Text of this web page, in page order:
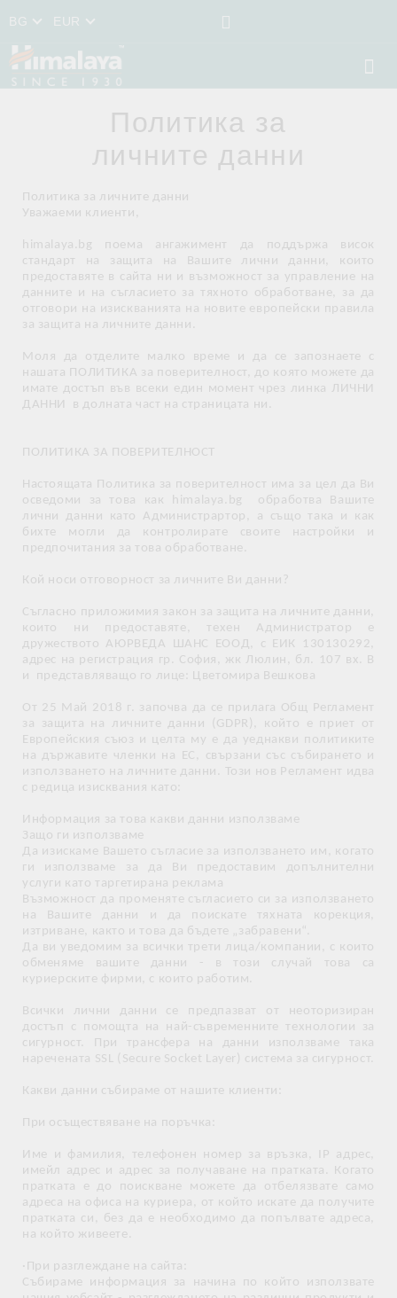
BG EUR
Политика за
личните данни
Политика за личните данни
Уважаеми клиенти,
himalaya.bg поема ангажимент да поддържа висок
стандарт на защита на Вашите лични данни, които
предоставяте в сайта ни и възможност за управление на
данните и на съгласието за тяхното обработване, за да
отговори на изискванията на новите европейски правила
за защита на личните данни.
Моля да отделите малко време и да се запознаете с
нашата ПОЛИТИКА за поверителност, до която можете да
имате достъп във всеки един момент чрез линка ЛИЧНИ
ДАННИ в долната част на страницата ни.
ПОЛИТИКА ЗА ПОВЕРИТЕЛНОСТ
Настоящата Политика за поверителност има за цел да Ви
осведоми за това как himalaya.bg обработва Вашите
лични данни като Администрартор, а също така и как
бихте могли да контролирате своите настройки и
предпочитания за това обработване.
Кой носи отговорност за личните Ви данни?
Съгласно приложимия закон за защита на личните данни,
които ни предоставяте, техен Администратор е
дружеството АЮРВЕДА ШАНС ЕООД, с ЕИК 130130292,
адрес на регистрация гр. София, жк Люлин, бл. 107 вх. В
и представляващо го лице: Цветомира Вешкова
От 25 Май 2018 г. започва да се прилага Общ Регламент
за защита на личните данни (GDPR), който е приет от
Европейския съюз и целта му е да уеднакви политиките
на държавите членки на ЕС, свързани със събирането и
използването на личните данни. Този нов Регламент идва
с редица изисквания като:
Информация за това какви данни използваме
Защо ги използваме
Да изискаме Вашето съгласие за използването им, когато
ги използваме за да Ви предоставим допълнителни
услуги като таргетирана реклама
Възможност да променяте съгласието си за използването
на Вашите данни и да поискате тяхната корекция,
изтриване, както и това да бъдете „забравени“.
Да ви уведомим за всички трети лица/компании, с които
обменяме вашите данни - в този случай това са
куриерските фирми, с които работим.
Всички лични данни се предпазват от неоторизиран
достъп с помощта на най-съвременните технологии за
сигурност. При трансфера на данни използваме така
наречената SSL (Secure Socket Layer) система за сигурност.
Какви данни събираме от нашите клиенти:
При осъществяване на поръчка:
Име и фамилия, телефонен номер за връзка, IP адрес,
имейл адрес и адрес за получаване на пратката. Когато
пратката е до поискване можете да отбелязвате само
адреса на офиса на куриера, от който искате да получите
пратката си, без да е необходимо да попълвате адреса,
на който живеете.
·При разглеждане на сайта:
Събираме информация за начина по който използвате